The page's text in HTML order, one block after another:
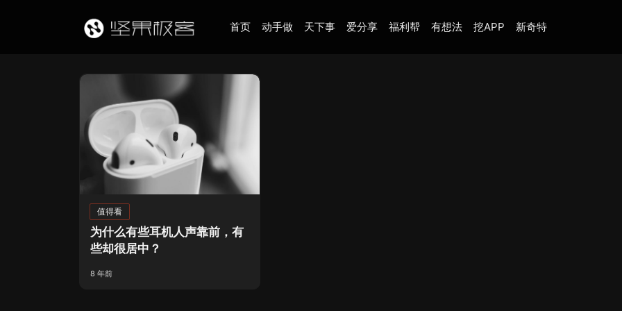
首页 动手做 天下事 爱分享 福利帮 有想法 挖APP 新奇特
值得看
为什么有些耳机人声靠前，有
些却很居中？
8 年前